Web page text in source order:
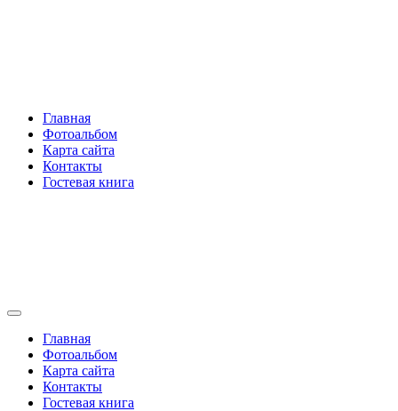
Главная
Фотоальбом
Карта сайта
Контакты
Гостевая книга
Главная
Фотоальбом
Карта сайта
Контакты
Гостевая книга